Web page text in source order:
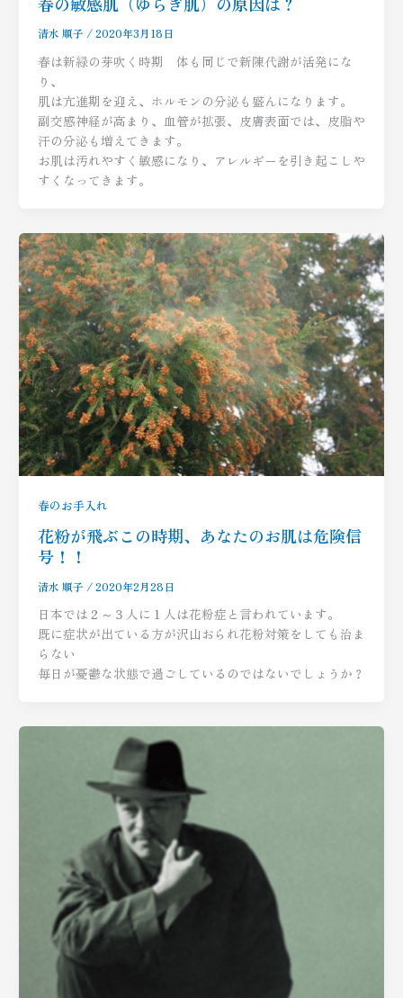
清水 順子 /2020年3月18日
春は新緑の芽吹く時期 体も同じで新陳代謝が活発にな
り、
肌は亢進期を迎え、ホルモンの分泌も盛んになります。
副交感神経が高まり、血管が拡張、皮膚表面では、皮脂や
汗の分泌も増えてきます。
お肌は汚れやすく敏感になり、アレルギーを引き起こしや
すくなってきます。
春のお手入れ
花粉が飛ぶこの時期、あなたのお肌は危険信
号！！
清水 順子 /2020年2月28日
日本では２～３人に１人は花粉症と言われています。
既に症状が出ている方が沢山おられ花粉対策をしても治ま
らない
毎日が憂鬱な状態で過ごしているのではないでしょうか？